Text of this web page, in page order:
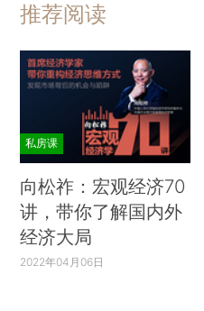
推荐阅读
私房课
向松祚：宏观经济70
讲，带你了解国内外
经济大局
2022年04月06日